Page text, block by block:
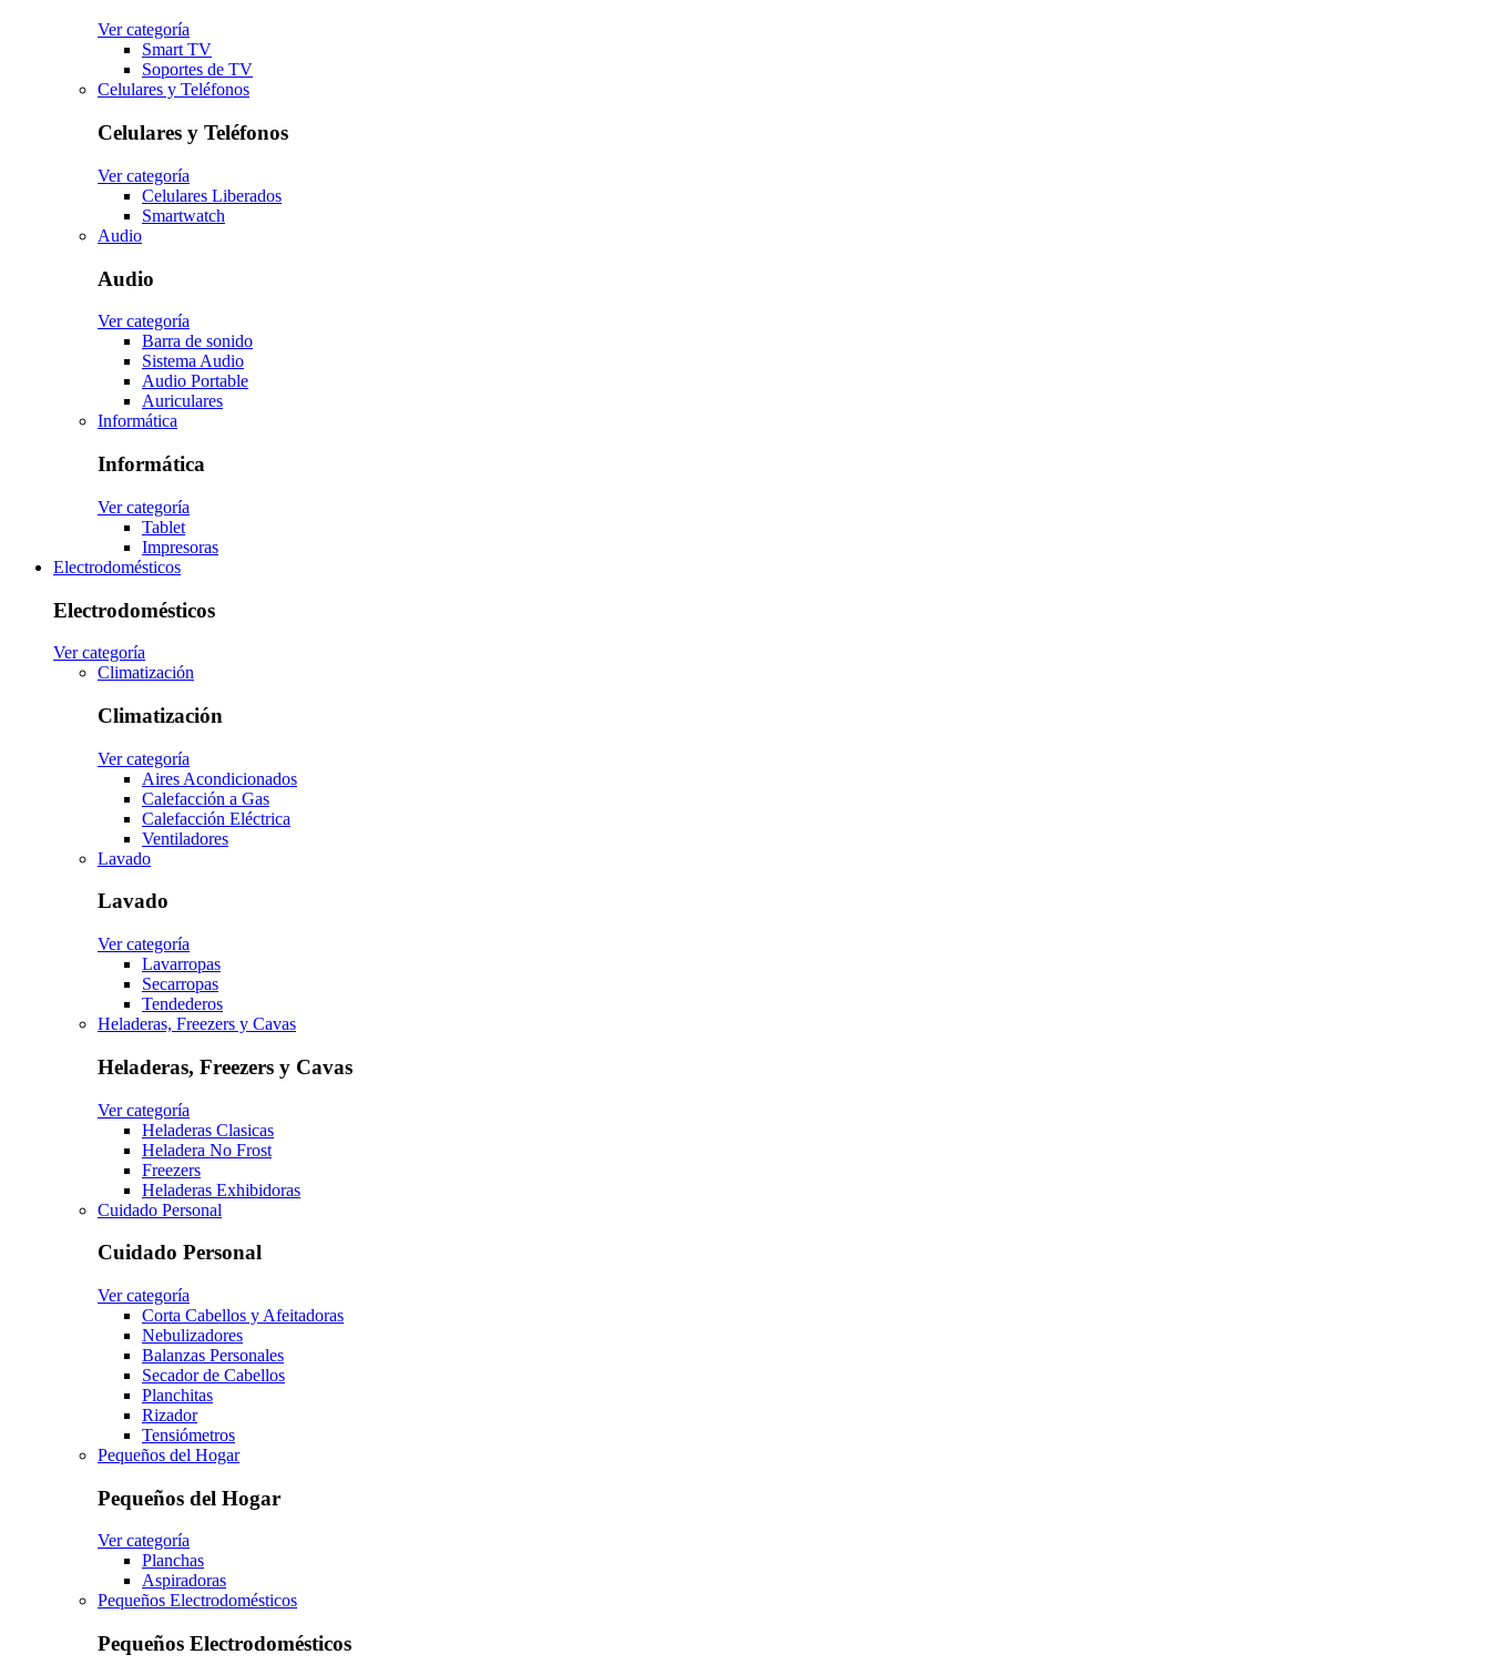
Ver categoría
Smart TV
Soportes de TV
Celulares y Teléfonos
Celulares y Teléfonos
Ver categoría
Celulares Liberados
Smartwatch
Audio
Audio
Ver categoría
Barra de sonido
Sistema Audio
Audio Portable
Auriculares
Informática
Informática
Ver categoría
Tablet
Impresoras
Electrodomésticos
Electrodomésticos
Ver categoría
Climatización
Climatización
Ver categoría
Aires Acondicionados
Calefacción a Gas
Calefacción Eléctrica
Ventiladores
Lavado
Lavado
Ver categoría
Lavarropas
Secarropas
Tendederos
Heladeras, Freezers y Cavas
Heladeras, Freezers y Cavas
Ver categoría
Heladeras Clasicas
Heladera No Frost
Freezers
Heladeras Exhibidoras
Cuidado Personal
Cuidado Personal
Ver categoría
Corta Cabellos y Afeitadoras
Nebulizadores
Balanzas Personales
Secador de Cabellos
Planchitas
Rizador
Tensiómetros
Pequeños del Hogar
Pequeños del Hogar
Ver categoría
Planchas
Aspiradoras
Pequeños Electrodomésticos
Pequeños Electrodomésticos